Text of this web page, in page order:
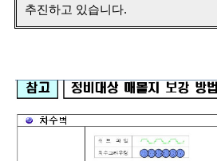
추진하고 있습니다.